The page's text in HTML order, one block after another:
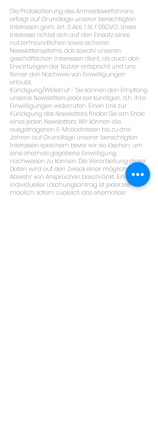
Die Protokollierung des Anmeldeverfahrens
erfolgt auf Grundlage unserer berechtigten
Interessen gem. Art. 6 Abs. 1 lit. f DSGVO. Unser
Interesse richtet sich auf den Einsatz eines
nutzerfreundlichen sowie sicheren
Newslettersystems, das sowohl unseren
geschäftlichen Interessen dient, als auch den
Erwartungen der Nutzer entspricht und uns
ferner den Nachweis von Einwilligungen
erlaubt.
Kündigung/Widerruf - Sie können den Empfang
unseres Newsletters jederzeit kündigen, d.h. Ihre
Einwilligungen widerrufen. Einen Link zur
Kündigung des Newsletters finden Sie am Ende
eines jeden Newsletters. Wir können die
ausgetragenen E-Mailadressen bis zu drei
Jahren auf Grundlage unserer berechtigten
Interessen speichern bevor wir sie löschen, um
eine ehemals gegebene Einwilligung
nachweisen zu können. Die Verarbeitung dieser
Daten wird auf den Zweck einer möglichen
Abwehr von Ansprüchen beschränkt. Ein
individueller Löschungsantrag ist jederzeit
möglich, sofern zugleich das ehemalige